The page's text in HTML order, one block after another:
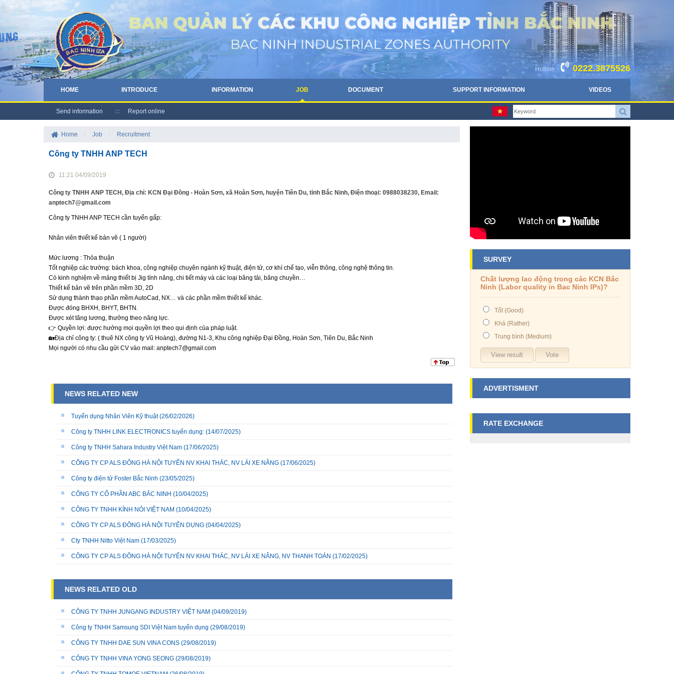
Hotline: 0222.3875526
HOME INTRODUCE INFORMATION JOB DOCUMENT SUPPORT INFORMATION VIDEOS
Send information Report online
Home Job Recruitment
Công ty TNHH ANP TECH
11:21 04/09/2019
Công ty TNHH ANP TECH, Địa chỉ: KCN Đại Đồng - Hoàn Sơn, xã Hoàn Sơn, huyện Tiên Du, tỉnh Bắc Ninh, Điện thoại: 0988038230, Email:
anptech7@gmail.com
Công ty TNHH ANP TECH cần tuyển gấp:
Nhân viên thiết kế bản vẽ ( 1 người)
Mức lương : Thỏa thuận
Tốt nghiệp các trường: bách khoa, công nghiệp chuyên ngành kỹ thuật, điện tử, cơ khí chế tạo, viễn thông, công nghệ thông tin.
Có kinh nghiệm về mảng thiết bị Jig tính năng, chi tiết máy và các loại băng tải, băng chuyền…
Thiết kế bản vẽ trên phần mềm 3D, 2D
Sử dụng thành thạo phần mềm AutoCad, NX… và các phần mềm thiết kế khác.
Được đóng BHXH, BHYT, BHTN.
Được xét tăng lương, thưởng theo năng lực.
👉 Quyền lợi: được hưởng mọi quyền lợi theo qui định của pháp luật.
🏡Địa chỉ công ty: ( thuê NX công ty Vũ Hoàng), đường N1-3, Khu công nghiệp Đại Đồng, Hoàn Sơn, Tiên Du, Bắc Ninh
Mọi người có nhu cầu gửi CV vào mail: anptech7@gmail.com
NEWS RELATED NEW
Tuyển dụng Nhân Viên Kỹ thuật(26/02/2026)
Công ty TNHH LINK ELECTRONICS tuyển dụng: (14/07/2025)
Công ty TNHH Sahara Industry Việt Nam (17/06/2025)
CÔNG TY CP ALS ĐÔNG HÀ NỘI TUYỂN NV KHAI THÁC, NV LÁI XE NÂNG (17/06/2025)
Công ty điện tử Foster Bắc Ninh (23/05/2025)
CÔNG TY CỔ PHẦN ABC BẮC NINH (10/04/2025)
CÔNG TY TNHH KÍNH NỎI VIỆT NAM (10/04/2025)
CÔNG TY CP ALS ĐÔNG HÀ NỘI TUYỂN DỤNG (04/04/2025)
Cty TNHH Nitto Việt Nam (17/03/2025)
CÔNG TY CP ALS ĐÔNG HÀ NỘI TUYỂN NV KHAI THÁC, NV LÁI XE NÂNG, NV THANH TOÁN (17/02/2025)
NEWS RELATED OLD
CÔNG TY TNHH JUNGANG INDUSTRY VIỆT NAM (04/09/2019)
Công ty TNHH Samsung SDI Việt Nam tuyển dụng (29/08/2019)
CÔNG TY TNHH DAE SUN VINA CONS (29/08/2019)
CÔNG TY TNHH VINA YONG SEONG (29/08/2019)
SURVEY
Chất lượng lao động trong các KCN Bắc
Ninh (Labor quality in Bac Ninh IPs)?
Tốt (Good)
Khá (Rather)
Trung bình (Medium)
ADVERTISMENT
RATE EXCHANGE